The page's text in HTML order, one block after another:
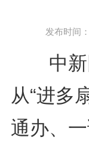
发布时间
中新
从“进多
通办、